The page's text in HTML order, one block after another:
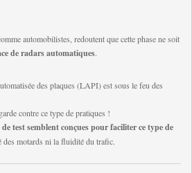
automobilistes, redoutent que cette phase ne soit
de radars automatiques.
des plaques (LAPI) est sous le feu des
contre ce type de pratiques !
de test semblent conçues pour faciliter ce type de
des motards ni la fluidité du trafic.